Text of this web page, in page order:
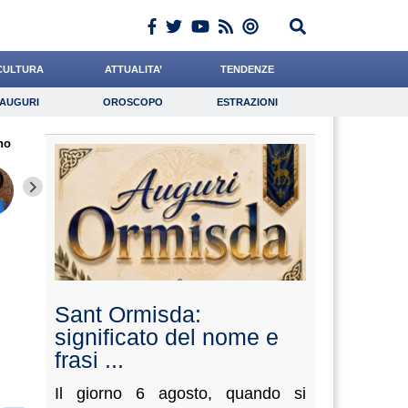
ATTUALITA’ TENDENZE
Auguri Oroscopo Estrazioni
Lavoro Psicologia
AUGURI OROSCOPO ESTRAZIONI
Coniglio Carfagna Valorzi Meoli Quaglia
Sant Ormisda:
significato del nome e
frasi ...
Il giorno 6 agosto, quando si